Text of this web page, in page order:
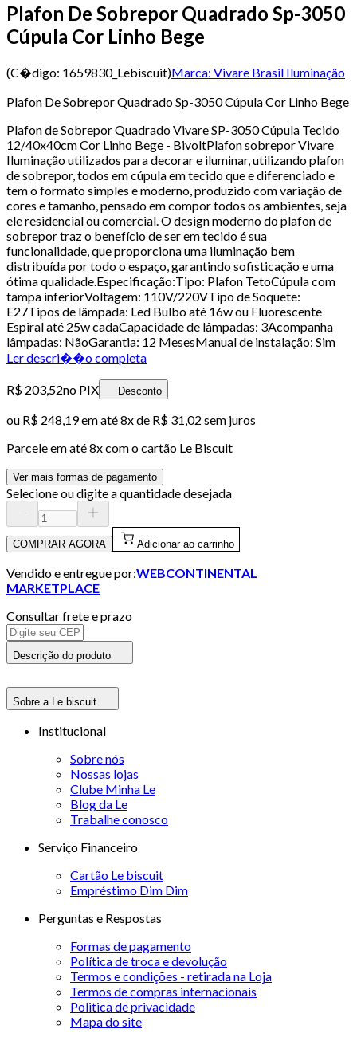
Plafon De Sobrepor Quadrado Sp-3050
Cúpula Cor Linho Bege
(C�digo: 1659830_Lebiscuit)Marca: Vivare Brasil Iluminação
Plafon De Sobrepor Quadrado Sp-3050 Cúpula Cor Linho Bege
Plafon de Sobrepor Quadrado Vivare SP-3050 Cúpula Tecido
12/40x40cm Cor Linho Bege - BivoltPlafon sobrepor Vivare
Iluminação utilizados para decorar e iluminar, utilizando plafon
de sobrepor, todos em cúpula em tecido que e diferenciado e
tem o formato simples e moderno, produzido com variação de
cores e tamanho, pensado em compor todos os ambientes, seja
ele residencial ou comercial. O design moderno do plafon de
sobrepor traz o benefício de ser em tecido é sua
funcionalidade, que proporciona uma iluminação bem
distribuída por todo o espaço, garantindo sofisticação e uma
ótima qualidade.Especificação:Tipo: Plafon TetoCúpula com
tampa inferiorVoltagem: 110V/220VTipo de Soquete:
E27Tipos de lâmpada: Led Bulbo até 16w ou Fluorescente
Espiral até 25w cadaCapacidade de lâmpadas: 3Acompanha
lâmpadas: NãoGarantia: 12 MesesManual de instalação: Sim
Ler descri��o completa
R$ 203,52no PIX Desconto
ou R$ 248,19em até8x de R$ 31,02 sem juros
Parcele em até8x com o cartão Le Biscuit
Ver mais formas de pagamento
Selecione ou digite a quantidade desejada
COMPRAR AGORA Adicionar ao carrinho
Vendido e entregue por:WEBCONTINENTAL
MARKETPLACE
Consultar frete e prazo
Descrição do produto
Sobre a Le biscuit
Institucional
Sobre nós
Nossas lojas
Clube Minha Le
Blog da Le
Trabalhe conosco
Serviço Financeiro
Cartão Le biscuit
Empréstimo Dim Dim
Perguntas e Respostas
Formas de pagamento
Política de troca e devolução
Termos e condições - retirada na Loja
Termos de compras internacionais
Politica de privacidade
Mapa do site